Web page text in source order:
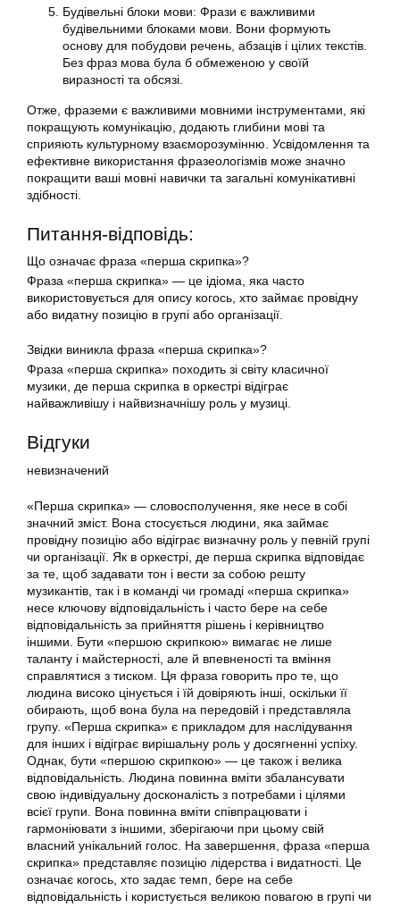
Будівельні блоки мови: Фрази є важливими
будівельними блоками мови. Вони формують
основу для побудови речень, абзаців і цілих текстів.
Без фраз мова була б обмеженою у своїй
виразності та обсязі.
Отже, фраземи є важливими мовними інструментами, які
покращують комунікацію, додають глибини мові та
сприяють культурному взаєморозумінню. Усвідомлення та
ефективне використання фразеологізмів може значно
покращити ваші мовні навички та загальні комунікативні
здібності.
Питання-відповідь:
Що означає фраза «перша скрипка»?
Фраза «перша скрипка» — це ідіома, яка часто
використовується для опису когось, хто займає провідну
або видатну позицію в групі або організації.
Звідки виникла фраза «перша скрипка»?
Фраза «перша скрипка» походить зі світу класичної
музики, де перша скрипка в оркестрі відіграє
найважливішу і найвизначнішу роль у музиці.
Відгуки
невизначений
«Перша скрипка» — словосполучення, яке несе в собі
значний зміст. Вона стосується людини, яка займає
провідну позицію або відіграє визначну роль у певній групі
чи організації. Як в оркестрі, де перша скрипка відповідає
за те, щоб задавати тон і вести за собою решту
музикантів, так і в команді чи громаді «перша скрипка»
несе ключову відповідальність і часто бере на себе
відповідальність за прийняття рішень і керівництво
іншими. Бути «першою скрипкою» вимагає не лише
таланту і майстерності, але й впевненості та вміння
справлятися з тиском. Ця фраза говорить про те, що
людина високо цінується і їй довіряють інші, оскільки її
обирають, щоб вона була на передовій і представляла
групу. «Перша скрипка» є прикладом для наслідування
для інших і відіграє вирішальну роль у досягненні успіху.
Однак, бути «першою скрипкою» — це також і велика
відповідальність. Людина повинна вміти збалансувати
свою індивідуальну досконалість з потребами і цілями
всієї групи. Вона повинна вміти співпрацювати і
гармоніювати з іншими, зберігаючи при цьому свій
власний унікальний голос. На завершення, фраза «перша
скрипка» представляє позицію лідерства і видатності. Це
означає когось, хто задає темп, бере на себе
відповідальність і користується великою повагою в групі чи